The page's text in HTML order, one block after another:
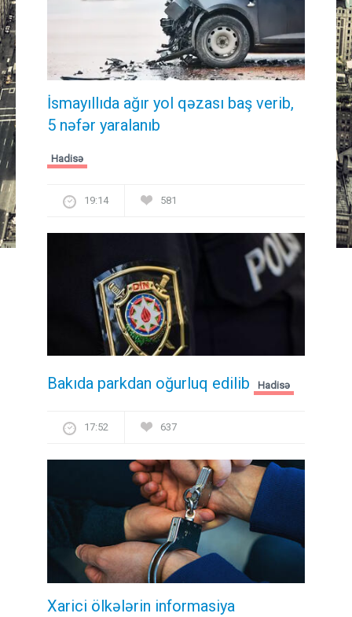
İsmayıllıda ağır yol qəzası baş verib,
5 nəfər yaralanıb
Hadisə
19:14 581
Bakıda parkdan oğurluq edilib Hadisə
17:52 637
Xarici ölkələrin informasiya